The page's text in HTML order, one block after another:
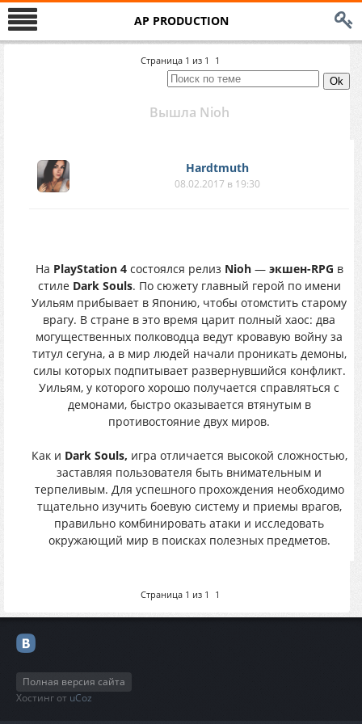
AP PRODUCTION
Страница 1 из 1 1
Вышла Nioh
Hardtmuth
08.02.2017 в 19:30
На PlayStation 4состоялся релиз Nioh— экшен-RPG в
стиле Dark Souls. По сюжету главный герой по имени
Уильям прибывает в Японию, чтобы отомстить старому
врагу. В стране в это время царит полный хаос: два
могущественных полководца ведут кровавую войну за
титул сегуна, а в мир людей начали проникать демоны,
силы которых подпитывает развернувшийся конфликт.
Уильям, у которого хорошо получается справляться с
демонами, быстро оказывается втянутым в
противостояние двух миров.
Как и Dark Souls, игра отличается высокой сложностью,
заставляя пользователя быть внимательным и
терпеливым. Для успешного прохождения необходимо
тщательно изучить боевую систему и приемы врагов,
правильно комбинировать атаки и исследовать
окружающий мир в поисках полезных предметов.
Страница 1 из 1 1
Полная версия сайта
Хостинг от uCoz